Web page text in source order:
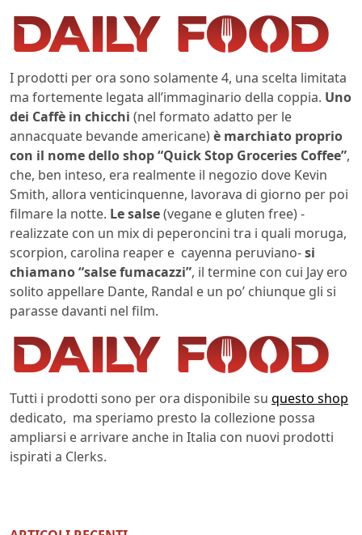
I prodotti per ora sono solamente 4, una scelta limitata
ma fortemente legata all’immaginario della coppia. Uno
dei Caffè in chicchi (nel formato adatto per le
annacquate bevande americane)è marchiato proprio
con il nome dello shop “Quick Stop Groceries Coffee”,
che, ben inteso, era realmente il negozio dove Kevin
Smith, allora venticinquenne, lavorava di giorno per poi
filmare la notte. Le salse(vegane e gluten free) -
realizzate con un mix di peperoncini tra i quali moruga,
scorpion, carolina reaper e cayenna peruviano-si
chiamano “salse fumacazzi”, il termine con cui Jay ero
solito appellare Dante, Randal e un po’ chiunque gli si
parasse davanti nel film.
Tutti i prodotti sono per ora disponibile su questo shop
dedicato, ma speriamo presto la collezione possa
ampliarsi e arrivare anche in Italia con nuovi prodotti
ispirati a Clerks.